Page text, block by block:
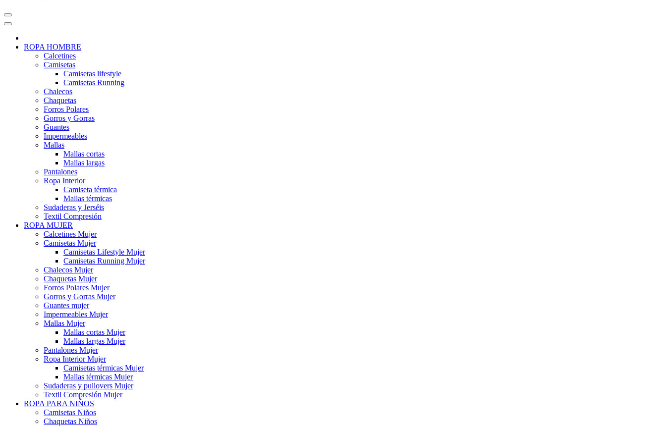
ROPA HOMBRE
Calcetines
Camisetas
Camisetas lifestyle
Camisetas Running
Chalecos
Chaquetas
Forros Polares
Gorros y Gorras
Guantes
Impermeables
Mallas
Mallas cortas
Mallas largas
Pantalones
Ropa Interior
Camiseta térmica
Mallas térmicas
Sudaderas y Jerséis
Textil Compresión
ROPA MUJER
Calcetines Mujer
Camisetas Mujer
Camisetas Lifestyle Mujer
Camisetas Running Mujer
Chalecos Mujer
Chaquetas Mujer
Forros Polares Mujer
Gorros y Gorras Mujer
Guantes mujer
Impermeables Mujer
Mallas Mujer
Mallas cortas Mujer
Mallas largas Mujer
Pantalones Mujer
Ropa Interior Mujer
Camisetas térmicas Mujer
Mallas térmicas Mujer
Sudaderas y pullovers Mujer
Textil Compresión Mujer
ROPA PARA NIÑOS
Camisetas Niños
Chaquetas Niños